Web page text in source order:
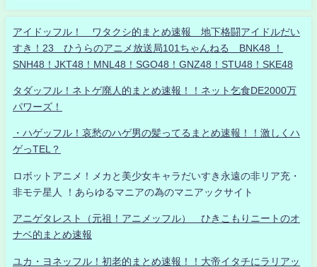
アイドッフル！ ワタクシ的まとめ速報 地下格闘アイドルだい
すき！23 ひうらのアニメ放送局101ちゃんねる BNK48 ！
SNH48！JKT48！MNL48！SGO48！GNZ48！STU48！SKE48
タダッフル！ネトゲ廃人的まとめ速報！！ネット乞食DE2000万
パワーズ！
・ハゲッフル！哀愁のハゲ男の髪ってるまとめ速報！！激しくハ
ゲっTEL？
ロボットアニメ！メカと美少女キャラだいすき永遠の非リア充・
非モテ星人 ！あらゆるマニアの為のマニアックサイト
アニゲタレスト（元祖！アニメッフル） ひきこもりニートのオ
ナベ的まとめ速報
ユカ・ヨネッフル！初老的まとめ速報！！大帝イタチにラリアッ